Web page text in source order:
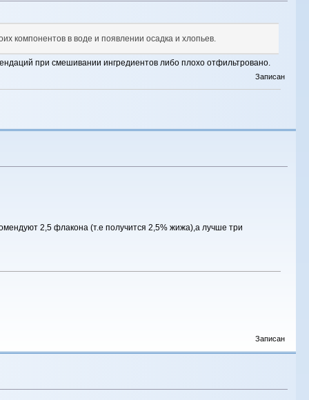
компонентов в воде и появлении осадка и хлопьев.
при смешивании ингредиентов либо плохо отфильтровано.
Записан
2,5 флакона (т.е получится 2,5% жижа),а лучше три
Записан